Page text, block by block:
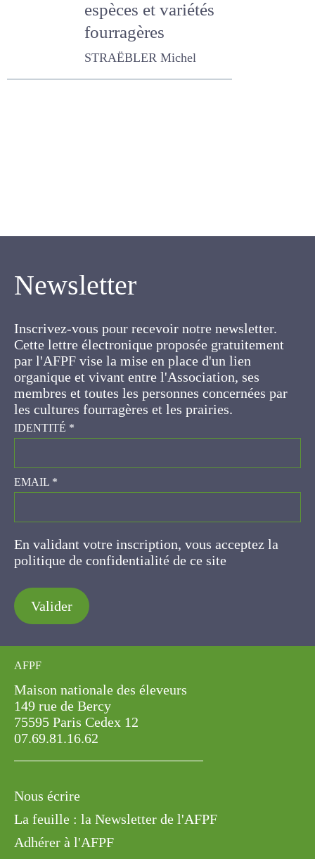
disponible pour les
éleveurs sur les
espèces et variétés
fourragères
Newsletter
Cette lettre électronique proposée
gratuitement par l'AFPF vise la mise en place
d'un lien organique et vivant entre l'Association,
ses membres et toutes les personnes
concernées par les cultures fourragères et les
prairies.
IDENTITÉ*
EMAIL*
En validant votre inscription, vous acceptez la
politique de confidentialité de ce site
Valider
AFPF
Maison nationale des éleveurs
149 rue de Bercy
75595 Paris Cedex 12
07.69.81.16.62
Nous écrire
La feuille : la Newsletter de l'AFPF
Adhérer à l'AFPF